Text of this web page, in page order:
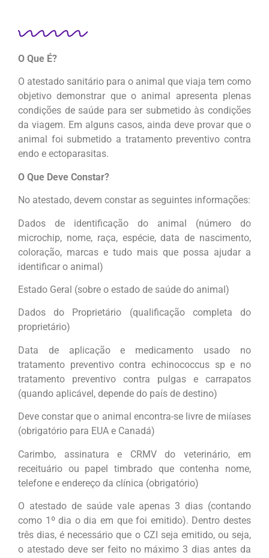
O Que É?
O atestado sanitário para o animal que viaja tem como
objetivo demonstrar que o animal apresenta plenas
condições de saúde para ser submetido às condições
da viagem. Em alguns casos, ainda deve provar que o
animal foi submetido a tratamento preventivo contra
endo e ectoparasitas.
O Que Deve Constar?
No atestado, devem constar as seguintes informações:
Dados de identificação do animal (número do
microchip, nome, raça, espécie, data de nascimento,
coloração, marcas e tudo mais que possa ajudar a
identificar o animal)
Estado Geral (sobre o estado de saúde do animal)
Dados do Proprietário (qualificação completa do
proprietário)
Data de aplicação e medicamento usado no
tratamento preventivo contra echinococcus sp e no
tratamento preventivo contra pulgas e carrapatos
(quando aplicável, depende do país de destino)
Deve constar que o animal encontra-se livre de miíases
(obrigatório para EUA e Canadá)
Carimbo, assinatura e CRMV do veterinário, em
receituário ou papel timbrado que contenha nome,
telefone e endereço da clínica (obrigatório)
O atestado de saúde vale apenas 3 dias (contando
como 1º dia o dia em que foi emitido). Dentro destes
três dias, é necessário que o CZI seja emitido, ou seja,
o atestado deve ser feito no máximo 3 dias antes da